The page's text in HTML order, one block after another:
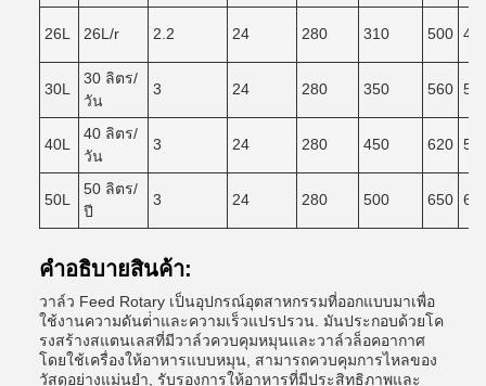
26L 26L/r 2.2 24 280 310 500
30L
30 ลิตร/
วัน
3 24 280 350 560
40L
40 ลิตร/
วัน
3 24 280 450 620
50L
50 ลิตร/
ปี
3 24 280 500 650
คําอธิบายสินค้า:
วาล์ว Feed Rotary เป็นอุปกรณ์อุตสาหกรรมที่ออกแบบมาเพื่อ
ใช้งานความดันต่ําและความเร็วแปรปรวน. มันประกอบด้วยโค
รงสร้างสแตนเลสที่มีวาล์วควบคุมหมุนและวาล์วล็อคอากาศ
โดยใช้เครื่องให้อาหารแบบหมุน, สามารถควบคุมการไหลของ
วัสดุอย่างแม่นยํา, รับรองการให้อาหารที่มีประสิทธิภาพและ